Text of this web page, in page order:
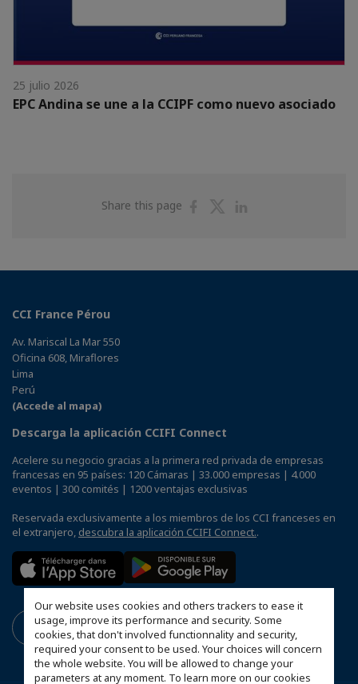
Our website uses cookies and others trackers to ease it
usage, improve its performance and security. Some
cookies, that don't involved functionnality and security,
required your consent to be used. Your choices will concern
the whole website. You will be allowed to change your
parameters at any moment. To learn more on our cookies
25 julio 2026
EPC Andina se une a la CCIPF como nuevo asociado
Share this page
ShareShare
CCI France Pérou
Av. Mariscal La Mar 550
Oficina 608, Miraflores
Lima
Perú
(Accede al mapa)
Descarga la aplicación CCIFI Connect
Acelere su negocio gracias a la primera red privada de empresas
francesas en 95 países: 120 Cámaras | 33.000 empresas | 4.000
eventos | 300 comités | 1200 ventajas exclusivas
Reservada exclusivamente a los miembros de los CCI franceses en
el extranjero, descubra la aplicación CCIFI Connect..